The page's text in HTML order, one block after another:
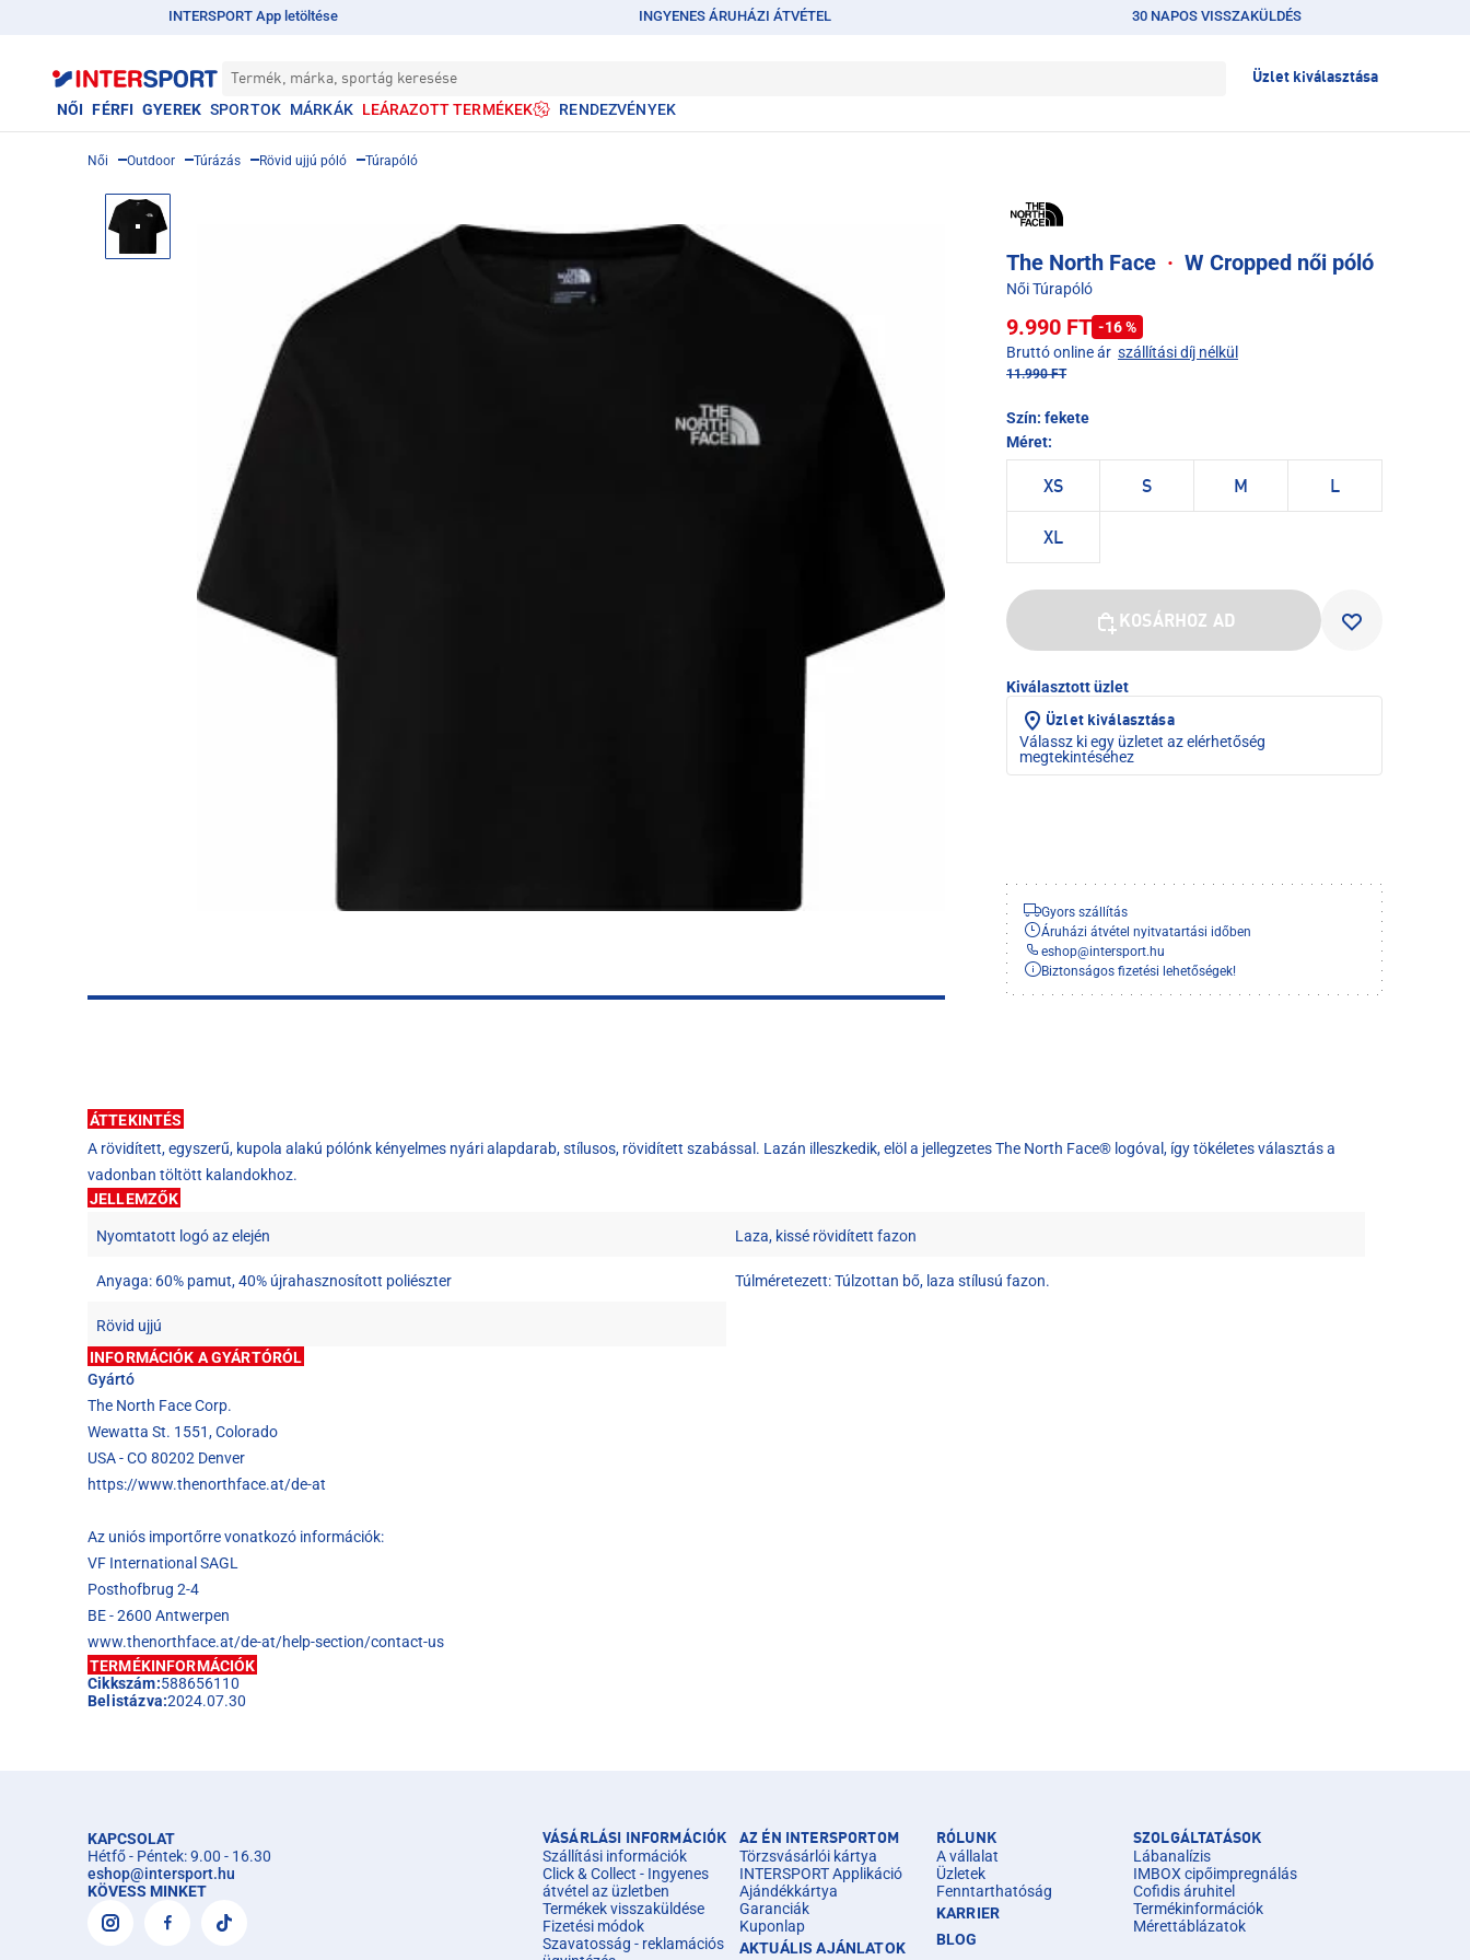
INTERSPORT App letöltése INGYENES ÁRUHÁZI ÁTVÉTEL 30 NAPOS VISSZAKÜLDÉS
Termék, márka, sportág keresése Üzlet kiválasztása
NŐI FÉRFI GYEREK SPORTOK MÁRKÁK LEÁRAZOTT TERMÉKEK RENDEZVÉNYEK
Női Outdoor Túrázás Rövid ujjú póló Túrapóló
The North Face · W Cropped női póló
Női Túrapóló
9.990 FT -16 %
Bruttó online ár szállítási díj nélkül
11.990 FT
Szín: fekete
Méret:
XS S M L
XL
KOSÁRHOZ AD
Kiválasztott üzlet
Üzlet kiválasztása
Válassz ki egy üzletet az elérhetőség
megtekintéséhez
Gyors szállítás
Áruházi átvétel nyitvatartási időben
eshop@intersport.hu
Biztonságos fizetési lehetőségek!
ÁTTEKINTÉS
A rövidített, egyszerű, kupola alakú pólónk kényelmes nyári alapdarab, stílusos, rövidített szabással. Lazán illeszkedik, elöl a jellegzetes The North Face® logóval, így tökéletes választás a
vadonban töltött kalandokhoz.
JELLEMZŐK
Nyomtatott logó az elején Laza, kissé rövidített fazon
Anyaga: 60% pamut, 40% újrahasznosított poliészter Túlméretezett: Túlzottan bő, laza stílusú fazon.
Rövid ujjú
INFORMÁCIÓK A GYÁRTÓRÓL
Gyártó
The North Face Corp.
Wewatta St. 1551, Colorado
USA - CO 80202 Denver
https://www.thenorthface.at/de-at
Az uniós importőrre vonatkozó információk:
VF International SAGL
Posthofbrug 2-4
BE - 2600 Antwerpen
www.thenorthface.at/de-at/help-section/contact-us
TERMÉKINFORMÁCIÓK
Cikkszám:588656110
Belistázva:2024.07.30
KAPCSOLAT
Hétfő - Péntek: 9.00 - 16.30
eshop@intersport.hu
KÖVESS MINKET
VÁSÁRLÁSI INFORMÁCIÓK
Szállítási információk
Click & Collect - Ingyenes
átvétel az üzletben
Termékek visszaküldése
Fizetési módok
Szavatosság - reklamációs
AZ ÉN INTERSPORTOM
Törzsvásárlói kártya
INTERSPORT Applikáció
Ajándékkártya
Garanciák
Kuponlap
AKTUÁLIS AJÁNLATOK
RÓLUNK
A vállalat
Üzletek
Fenntarthatóság
KARRIER
BLOG
SZOLGÁLTATÁSOK
Lábanalízis
IMBOX cipőimpregnálás
Cofidis áruhitel
Termékinformációk
Mérettáblázatok